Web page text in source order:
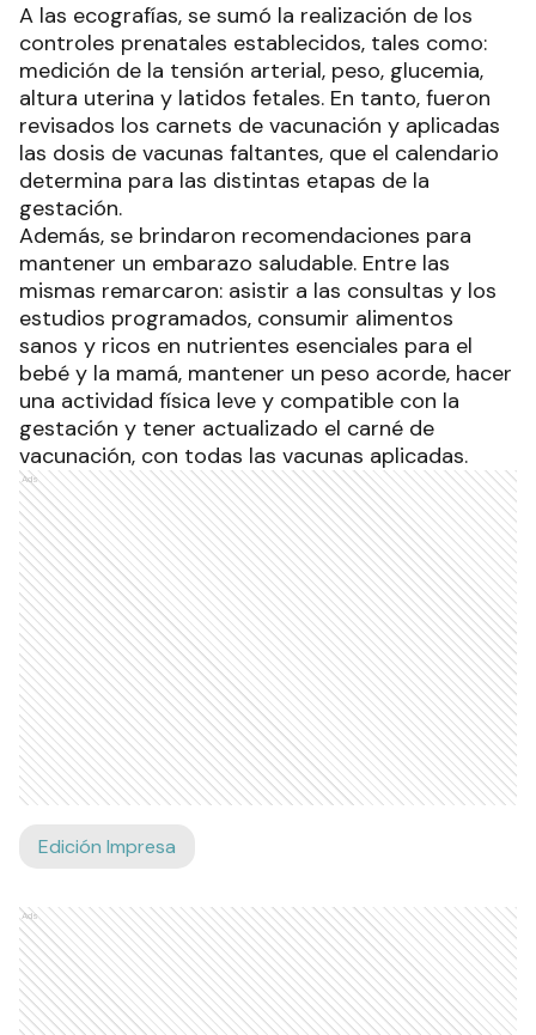
A las ecografías, se sumó la realización de los
controles prenatales establecidos, tales como:
medición de la tensión arterial, peso, glucemia,
altura uterina y latidos fetales. En tanto, fueron
revisados los carnets de vacunación y aplicadas
las dosis de vacunas faltantes, que el calendario
determina para las distintas etapas de la
gestación.
Además, se brindaron recomendaciones para
mantener un embarazo saludable. Entre las
mismas remarcaron: asistir a las consultas y los
estudios programados, consumir alimentos
sanos y ricos en nutrientes esenciales para el
bebé y la mamá, mantener un peso acorde, hacer
una actividad física leve y compatible con la
gestación y tener actualizado el carné de
vacunación, con todas las vacunas aplicadas.
Ads
Edición Impresa
Ads